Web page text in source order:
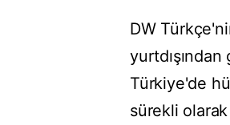
DW
Türkiye'de
sürekli olarak